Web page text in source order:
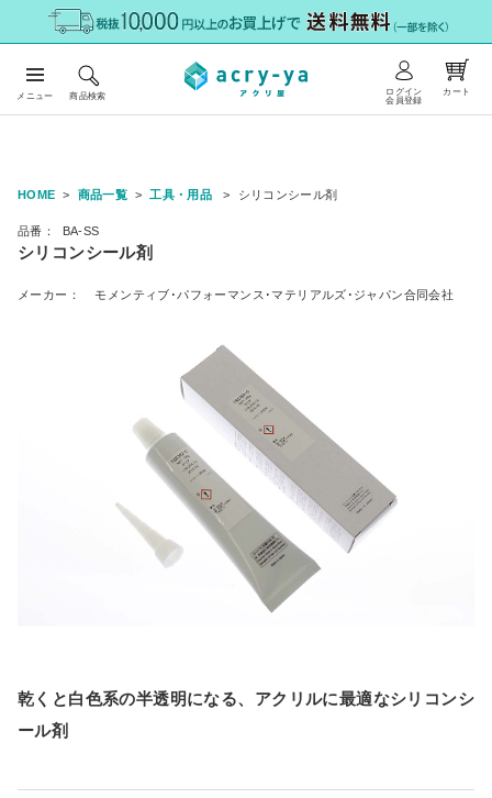
メニュー 商品検索
ログイン
会員登録
カート
HOME 商品一覧 工具・用品 シリコンシール剤
品番： BA-SS
シリコンシール剤
メーカー： モメンティブ･パフォーマンス･マテリアルズ･ジャパン合同会社
乾くと白色系の半透明になる、アクリルに最適なシリコンシ
ール剤